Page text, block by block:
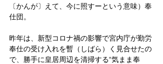
〔かんが〕えて、今に照すーという意味）奉
仕団。
昨年は、新型コロナ禍の影響で宮内庁が勤労
奉仕の受け入れを暫（しばら）く見合せたの
で、勝手に皇居周辺を清掃する“気まま奉